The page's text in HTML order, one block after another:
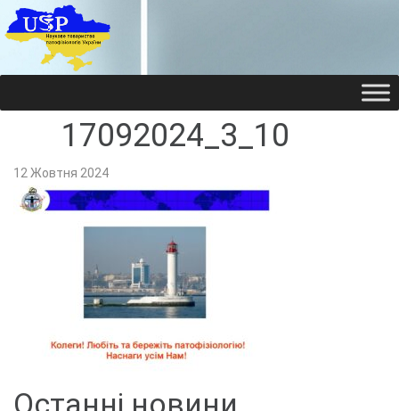
НАУКОВЕ
НАУКОВЕ
17092024_3_10
12 Жовтня 2024